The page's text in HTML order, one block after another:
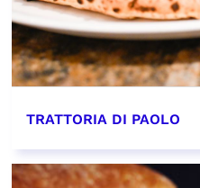
TRATTORIA DI PAOLO
EN SAVOIR PLUS